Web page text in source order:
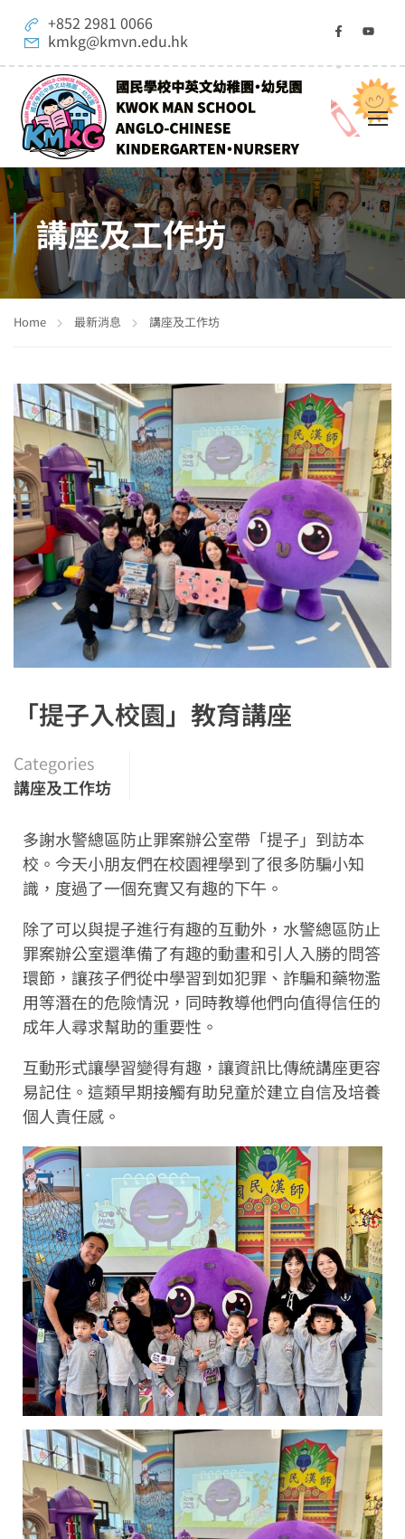
+852 2981 0066
kmkg@kmvn.edu.hk
講座及工作坊
Home 最新消息 講座及工作坊
「提子入校園」教育講座
Categories
講座及工作坊
多謝水警總區防止罪案辦公室帶「提子」到訪本
校。今天小朋友們在校園裡學到了很多防騙小知
識，度過了一個充實又有趣的下午。
除了可以與提子進行有趣的互動外， 水警總區防止
罪案辦公室還準備了有趣的動畫和引人入勝的問答
環節，讓孩子們從中學習到如犯罪、詐騙和藥物濫
用等潛在的危險情況，同時教導他們向值得信任的
成年人尋求幫助的重要性。
互動形式讓學習變得有趣，讓資訊比傳統講座更容
易記住。這類早期接觸有助兒童於建立自信及培養
個人責任感。